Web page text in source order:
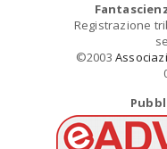
Registrazione
©2003